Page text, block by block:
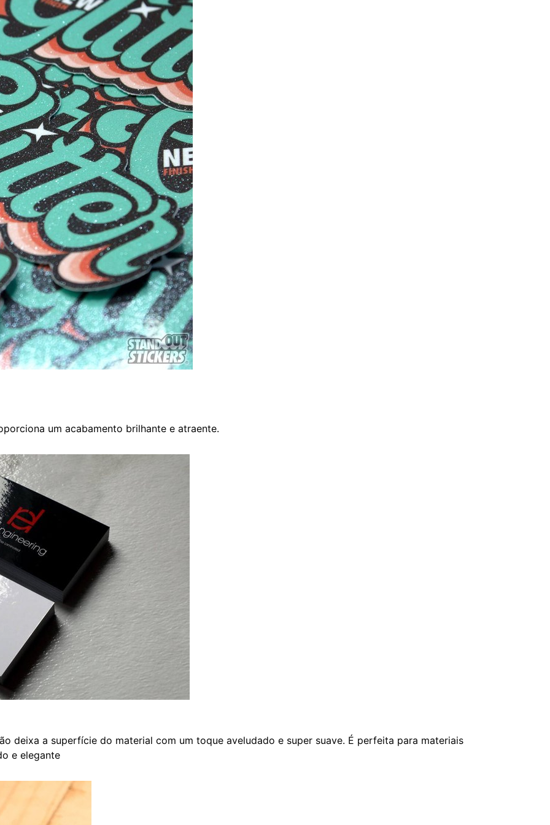
um acabamento brilhante e atraente.
deixa a superfície do material com um toque aveludado e super suave. É perfeita para materiais
e elegante